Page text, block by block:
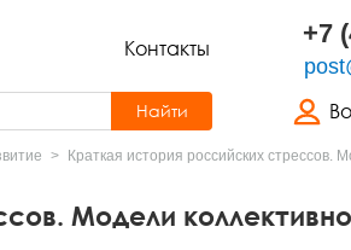
Контакты +7
Найти
Краткая история российских стрессов.
Модели